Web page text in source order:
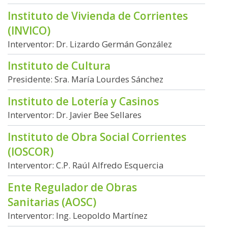
Instituto de Vivienda de Corrientes
(INVICO)
Interventor: Dr. Lizardo Germán González
Instituto de Cultura
Presidente: Sra. María Lourdes Sánchez
Instituto de Lotería y Casinos
Interventor: Dr. Javier Bee Sellares
Instituto de Obra Social Corrientes
(IOSCOR)
Interventor: C.P. Raúl Alfredo Esquercia
Ente Regulador de Obras
Sanitarias (AOSC)
Interventor: Ing. Leopoldo Martínez